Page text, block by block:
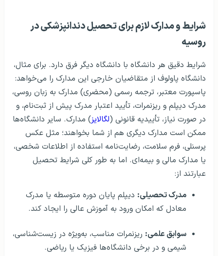
شرایط و مدارک لازم برای تحصیل دندانپزشکی در
روسیه
شرایط دقیق هر دانشگاه با دانشگاه دیگر فرق دارد. برای مثال،
دانشگاه پاولوف از متقاضیان خارجی این مدارک را می‌خواهد:
پاسپورت معتبر، ترجمه رسمی (محضری) مدارک به زبان روسی،
مدرک دیپلم و ریزنمرات، تأیید اعتبار مدرک پیش از ثبت‌نام، و
در صورت نیاز، تأییدیه قانونی (لگالایز) مدارک. سایر دانشگاه‌ها
ممکن است مدارک دیگری هم از شما بخواهند؛ مثل عکس
پرسنلی، فرم سلامت، رضایت‌نامه استفاده از اطلاعات شخصی،
یا مدارک مالی و بیمه‌ای. اما به طور کلی شرایط تحصیل
عبارتند از:
مدرک تحصیلی: دیپلم پایان دوره متوسطه یا مدرک
معادل که امکان ورود به آموزش عالی را ایجاد کند.
سوابق علمی: ریزنمرات مناسب، به‌ویژه در زیست‌شناسی،
شیمی و در برخی دانشگاه‌ها فیزیک یا ریاضی.